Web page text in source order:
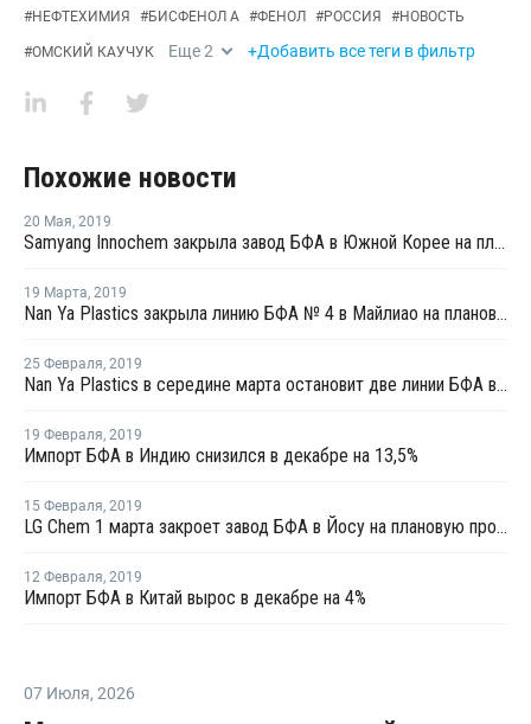
#НЕФТЕХИМИЯ #БИСФЕНОЛ А #ФЕНОЛ #РОССИЯ #НОВОСТЬ
#ОМСКИЙ КАУЧУК Еще2 +Добавить все теги в фильтр
Похожие новости
20 Мая, 2019
Samyang Innochem закрыла завод БФА в Южной Корее на плановый ремонт
19 Марта, 2019
Nan Ya Plastics закрыла линию БФА № 4 в Майлиао на плановый ремонт
25 Февраля, 2019
Nan Ya Plastics в середине марта остановит две линии БФА в Майлиао на ремонт
19 Февраля, 2019
Импорт БФА в Индию снизился в декабре на 13,5%
15 Февраля, 2019
LG Chem 1 марта закроет завод БФА в Йосу на плановую профилактику
12 Февраля, 2019
Импорт БФА в Китай вырос в декабре на 4%
07 Июля, 2026